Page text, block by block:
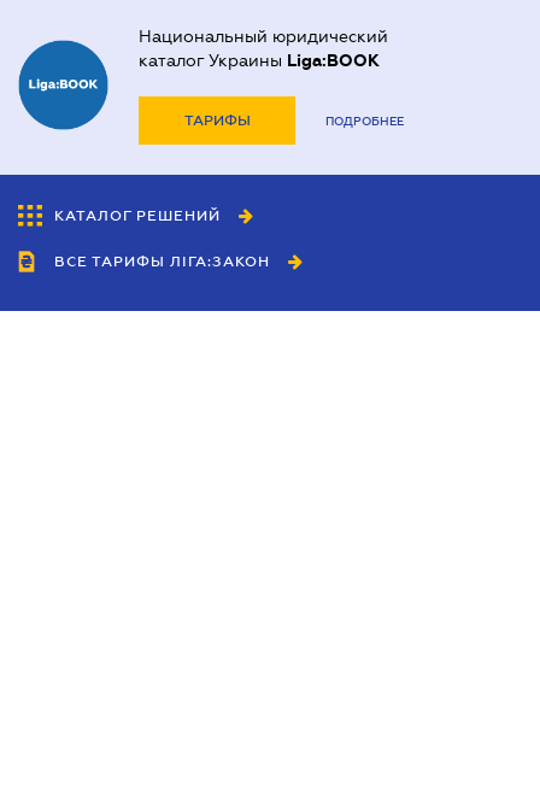
Национальный юридический
каталог Украины Liga:BOOK
ТАРИФЫ ПОДРОБНЕЕ
КАТАЛОГ РЕШЕНИЙ
ВСЕ ТАРИФЫ ЛІГА:ЗАКОН